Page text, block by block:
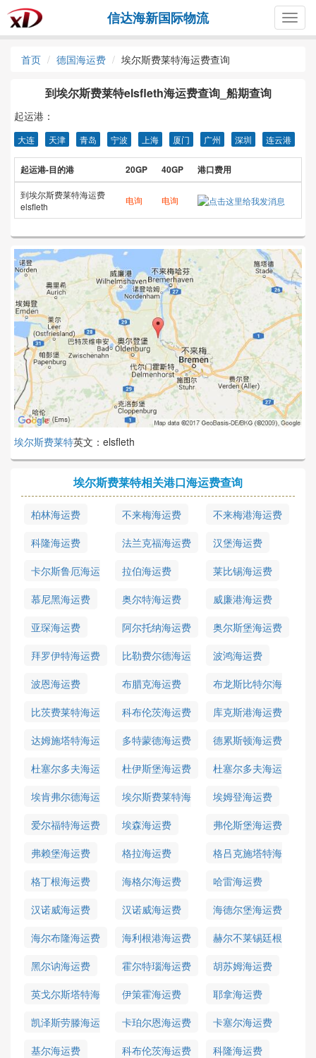
信达海新国际物流
首页 德国海运费 埃尔斯费莱特海运费查询
到埃尔斯费莱特elsfleth海运费查询_船期查询
起运港：
大连 天津 青岛 宁波 上海 厦门 广州 深圳 连云港
起运港-目的港 20GP 40GP 港口费用
到埃尔斯费莱特海运费
elsfleth
电询 电询
埃尔斯费莱特英文：elsfleth
埃尔斯费莱特相关港口海运费查询
柏林海运费 不来梅海运费
不来梅港海运费
科隆海运费
法兰克福海运费
汉堡海运费
卡尔斯鲁厄海运
拉伯海运费
莱比锡海运费
慕尼黑海运费
奥尔特海运费
威廉港海运费
亚琛海运费
阿尔托纳海运费
奥尔斯堡海运费
拜罗伊特海运费
比勒费尔德海运
波鸿海运费
波恩海运费
布腊克海运费
布龙斯比特尔海
运费
比茨费莱特海运
科布伦茨海运费
库克斯港海运费
达姆施塔特海运
费
多特蒙德海运费
德累斯顿海运费
杜塞尔多夫海运
费
杜伊斯堡海运费
杜塞尔多夫海运
费
埃肯弗尔德海运
埃尔斯费莱特海
运费
埃姆登海运费
爱尔福特海运费
埃森海运费
弗伦斯堡海运费
弗赖堡海运费
格拉海运费
格吕克施塔特海
运费
格丁根海运费 海格尔海运费
哈雷海运费
汉诺威海运费
汉诺威海运费
海德尔堡海运费
海尔布隆海运费
海利根港海运费
赫尔不莱锡廷根
海运费
黑尔讷海运费 霍尔特瑙海运费
胡苏姆海运费
英戈尔斯塔特海
运费
伊策霍海运费
耶拿海运费
凯泽斯劳滕海运
卡珀尔恩海运费
卡塞尔海运费
基尔海运费
科布伦茨海运费
科隆海运费